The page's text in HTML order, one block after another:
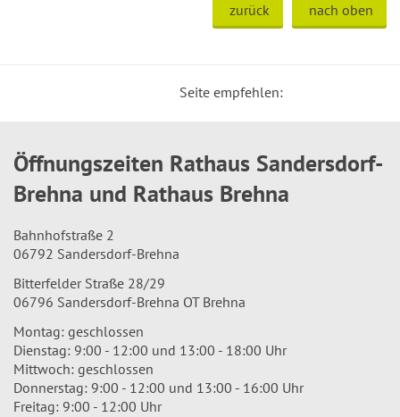
zurück nach oben
Seite empfehlen:
Öffnungszeiten Rathaus Sandersdorf-
Brehna und Rathaus Brehna
Bahnhofstraße 2
06792 Sandersdorf-Brehna
Bitterfelder Straße 28/29
06796 Sandersdorf-Brehna OT Brehna
Montag: geschlossen
Dienstag: 9:00 - 12:00 und 13:00 - 18:00 Uhr
Mittwoch: geschlossen
Donnerstag: 9:00 - 12:00 und 13:00 - 16:00 Uhr
Freitag: 9:00 - 12:00 Uhr